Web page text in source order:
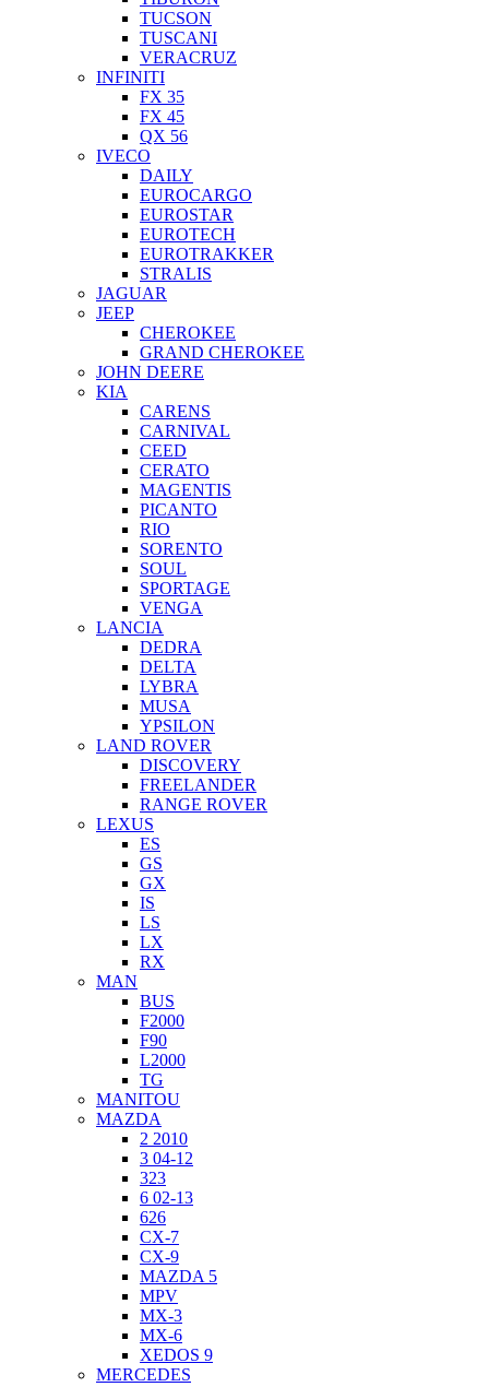
TUCSON
TUSCANI
VERACRUZ
INFINITI
FX 35
FX 45
QX 56
IVECO
DAILY
EUROCARGO
EUROSTAR
EUROTECH
EUROTRAKKER
STRALIS
JAGUAR
JEEP
CHEROKEE
GRAND CHEROKEE
JOHN DEERE
KIA
CARENS
CARNIVAL
CEED
CERATO
MAGENTIS
PICANTO
RIO
SORENTO
SOUL
SPORTAGE
VENGA
LANCIA
DEDRA
DELTA
LYBRA
MUSA
YPSILON
LAND ROVER
DISCOVERY
FREELANDER
RANGE ROVER
LEXUS
ES
GS
GX
IS
LS
LX
RX
MAN
BUS
F2000
F90
L2000
TG
MANITOU
MAZDA
2 2010
3 04-12
323
6 02-13
626
CX-7
CX-9
MAZDA 5
MPV
MX-3
MX-6
XEDOS 9
MERCEDES